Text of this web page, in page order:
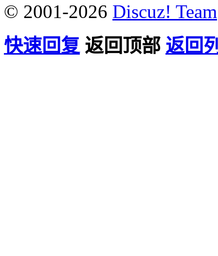
© 2001-2026 Discuz! Team
快速回复 返回顶部 返回